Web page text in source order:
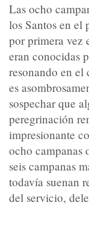
Las ocho
los Santos en el
por primera vez
eran conocidas
resonando en
es
sospechar que
peregrinación
impresionante
ocho campanas
seis campanas
todavía suenan
del servicio,